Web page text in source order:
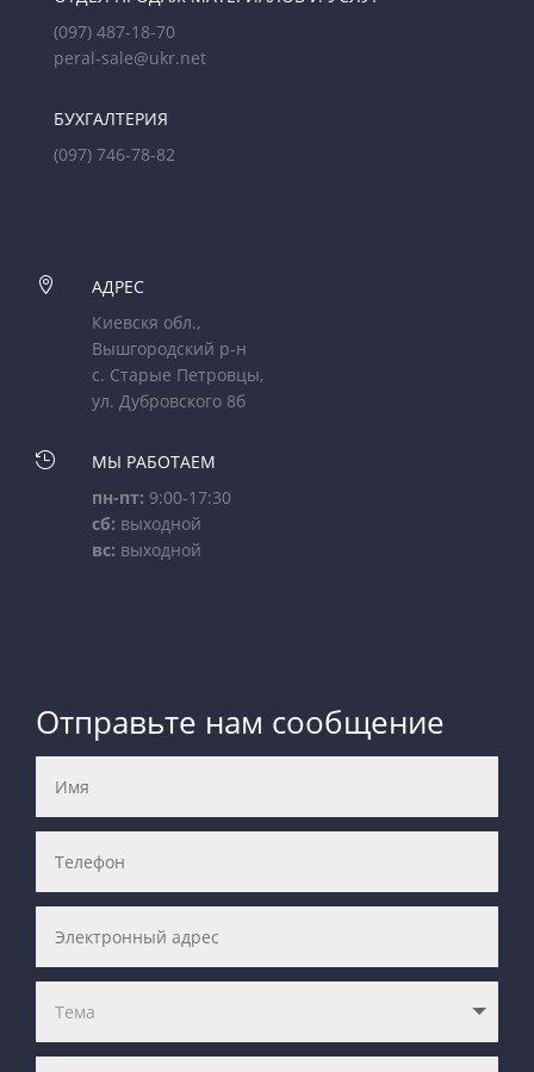
(097) 487-18-70
peral-sale@ukr.net
БУХГАЛТЕРИЯ
(097) 746-78-82

АДРЕС
Киевскя обл.,
Вышгородский р-н
с. Старые Петровцы,
ул. Дубровского 8б

МЫ РАБОТАЕМ
пн-пт: 9:00-17:30
сб: выходной
вс: выходной
Отправьте нам сообщение